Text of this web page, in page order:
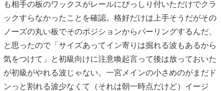
も相手の板のワックスがレールにびっしり付いただけでクラ
ックすらなかったことを確認。格好だけは上手そうだがその
ノーズの丸い板でそのポジションからパーリングするんだ、
と思ったので「サイズあってイン寄りは掘れる波もあるから
気をつけて」と初級向けに注意喚起言って後は放っておいた
が初級がやれる波じゃない。一宮メインの小さめのがまだド
ンっと割れる波少なくて（それは朝一時点だけど）イージ